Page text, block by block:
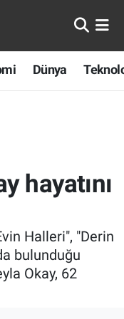
Dünya
hayatını
Halleri", "Derin
bulunduğu
Okay, 62